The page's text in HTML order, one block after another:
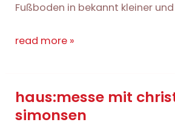
Fußboden in bekannt kleiner
haus:messe
schicks
read more »
haus:messe mit
simonsen